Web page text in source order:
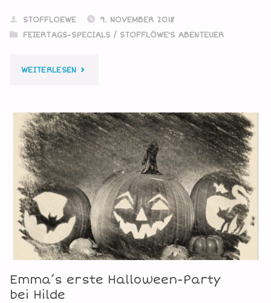
STOFFLOEWE
9. NOVEMBER 2018
FEIERTAGS-SPECIALS/ STOFFLÖWE'S ABENTEUER
WEITERLESEN"ICH
MIT
MEINER
LATERNE"
Emma’s erste Halloween-Party
bei Hilde